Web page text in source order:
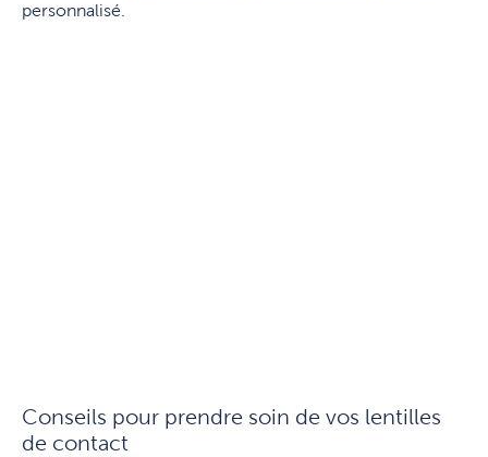
personnalisé.
Conseils pour prendre soin de vos lentilles
de contact